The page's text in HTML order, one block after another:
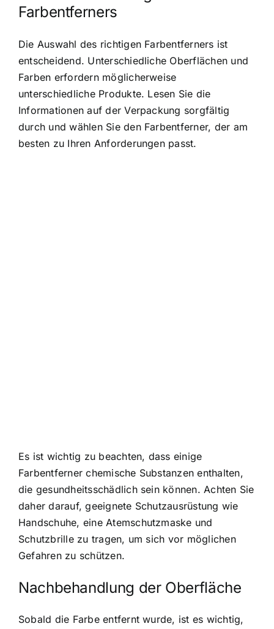
Farbentferners
Die Auswahl des richtigen Farbentferners ist
entscheidend. Unterschiedliche Oberflächen und
Farben erfordern möglicherweise
unterschiedliche Produkte. Lesen Sie die
Informationen auf der Verpackung sorgfältig
durch und wählen Sie den Farbentferner, der am
besten zu Ihren Anforderungen passt.
Es ist wichtig zu beachten, dass einige
Farbentferner chemische Substanzen enthalten,
die gesundheitsschädlich sein können. Achten Sie
daher darauf, geeignete Schutzausrüstung wie
Handschuhe, eine Atemschutzmaske und
Schutzbrille zu tragen, um sich vor möglichen
Gefahren zu schützen.
Nachbehandlung der Oberfläche
Sobald die Farbe entfernt wurde, ist es wichtig,